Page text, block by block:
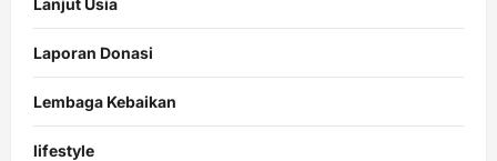
Laporan Donasi
Lembaga Kebaikan
lifestyle